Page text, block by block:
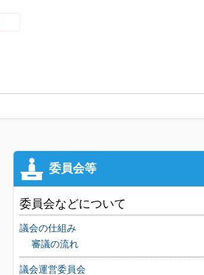
委員会などについて
議会の仕組み
審議の流れ
議会運営委員会